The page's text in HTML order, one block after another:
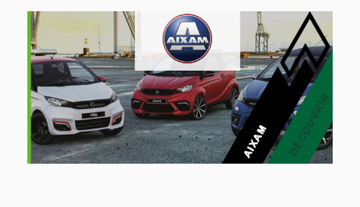
AIXAM
Retrouvez dans votre concession les voitures sans
permis avec notre partenaire Aixam en concession
ou sur commande.
Découvrir le site Aixam.com